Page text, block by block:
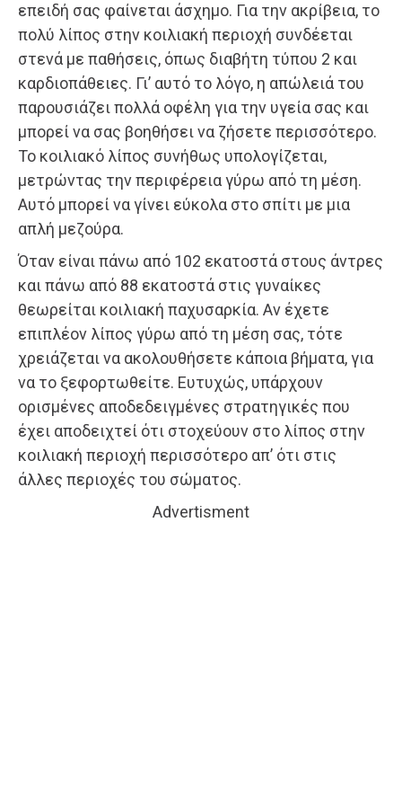
επειδή σας φαίνεται άσχημο. Για την ακρίβεια, το
πολύ λίπος στην κοιλιακή περιοχή συνδέεται
στενά με παθήσεις, όπως διαβήτη τύπου 2 και
καρδιοπάθειες. Γι’ αυτό το λόγο, η απώλειά του
παρουσιάζει πολλά οφέλη για την υγεία σας και
μπορεί να σας βοηθήσει να ζήσετε περισσότερο.
Το κοιλιακό λίπος συνήθως υπολογίζεται,
μετρώντας την περιφέρεια γύρω από τη μέση.
Αυτό μπορεί να γίνει εύκολα στο σπίτι με μια
απλή μεζούρα.
Όταν είναι πάνω από 102 εκατοστά στους άντρες
και πάνω από 88 εκατοστά στις γυναίκες
θεωρείται κοιλιακή παχυσαρκία. Αν έχετε
επιπλέον λίπος γύρω από τη μέση σας, τότε
χρειάζεται να ακολουθήσετε κάποια βήματα, για
να το ξεφορτωθείτε. Ευτυχώς, υπάρχουν
ορισμένες αποδεδειγμένες στρατηγικές που
έχει αποδειχτεί ότι στοχεύουν στο λίπος στην
κοιλιακή περιοχή περισσότερο απ’ ότι στις
άλλες περιοχές του σώματος.
Advertisment